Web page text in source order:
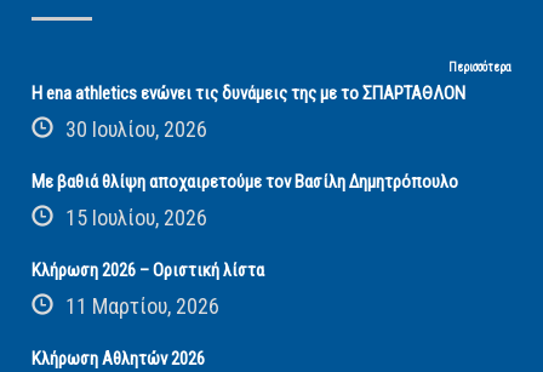
Περισσότερα
Η ena athletics ενώνει τις δυνάμεις της με το ΣΠΑΡΤΑΘΛΟΝ
30 Ιουλίου, 2026
Με βαθιά θλίψη αποχαιρετούμε τον Βασίλη Δημητρόπουλο
15 Ιουλίου, 2026
Κλήρωση 2026 – Οριστική λίστα
11 Μαρτίου, 2026
Κλήρωση Αθλητών 2026